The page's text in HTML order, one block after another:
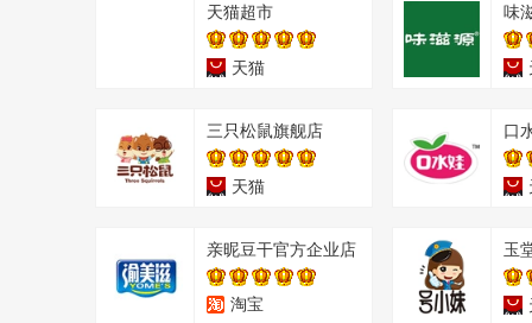
天猫超市
天猫
味
三只松鼠旗舰店
天猫
口
亲昵豆干官方企业店
淘宝
玉